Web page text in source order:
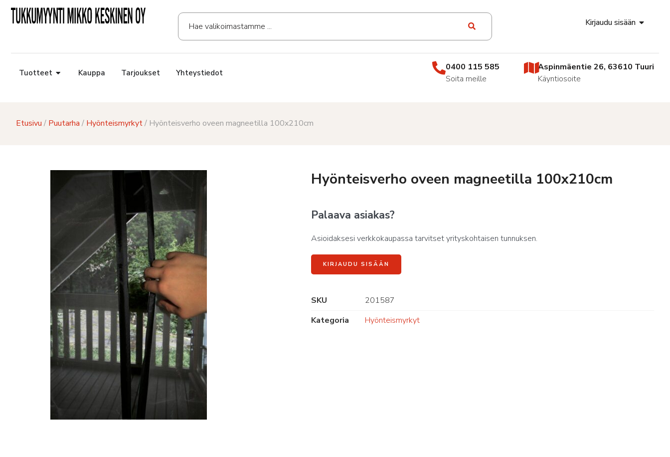
Kirjaudu sisään
Tuotteet Kauppa Tarjoukset Yhteystiedot
0400 115 585
Soita meille
Aspinmäentie 26, 63610 Tuuri
Käyntiosoite
Etusivu / Puutarha / Hyönteismyrkyt/ Hyönteisverho oveen magneetilla 100x210cm
Hyönteisverho oveen magneetilla 100x210cm
Palaava asiakas?
Asioidaksesi verkkokaupassa tarvitset yrityskohtaisen tunnuksen.
KIRJAUDU SISÄÄN
SKU
201587
Kategoria
Hyönteismyrkyt